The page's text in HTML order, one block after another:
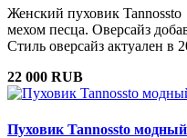
Женский пуховик
мехом песца. Оверсайз
Стиль оверсайз актуален в
22 000 RUB
Пуховик Tannossto